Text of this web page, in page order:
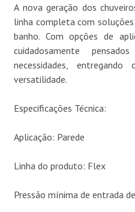
A nova geração dos
linha completa com
banho. Com opções de
cuidadosamente
necessidades,
versatilidade.
Especificações Técnica:
Aplicação: Parede
Linha do produto: Flex
Pressão mínima de entrada